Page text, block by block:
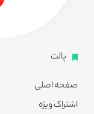
پالت
صفحه اصلی
اشتراک ویژه